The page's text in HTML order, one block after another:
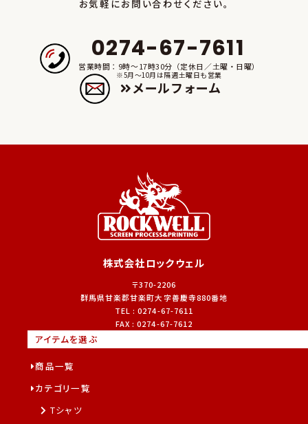
株式会社ロックウェル
電話：0274-67-7611
お気軽にお問い合わせください。
0274-67-7611
営業時間：9時～17時30分（定休日／土曜・日曜）
※5月～10月は隔週土曜日も営業
メールフォーム
株式会社ロックウェル
〒370-2206
群馬県甘楽郡甘楽町大字善慶寺880番地
TEL :0274-67-7611
FAX :0274-67-7612
アイテムを選ぶ
商品一覧
カテゴリ一覧
Tシャツ